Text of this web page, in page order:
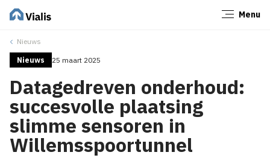
Menu
Nieuws
Nieuws 25 maart 2025
Datagedreven onderhoud:
succesvolle plaatsing
slimme sensoren in
Willemsspoortunnel
Sluiten